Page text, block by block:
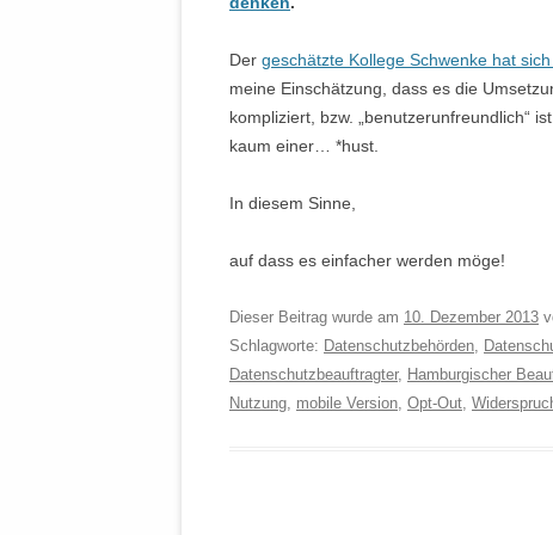
Der geschätzte Kollege Schwenke hat
meine Einschätzung, dass es die
kompliziert, bzw. „benutzerunfreundlich“
kaum einer… *hust.
In diesem Sinne,
auf dass es einfacher werden möge!
Dieser Beitrag wurde am 10. Dezember 2013
Schlagworte: Datenschutzbehörden
Datenschutzbeauftragter, Hamburgischer
Nutzung mobile Version Opt-Out